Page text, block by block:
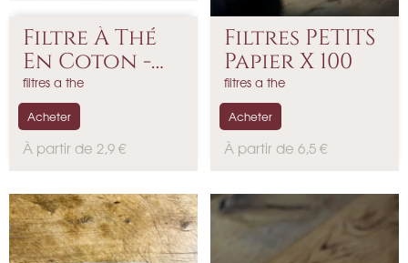
Filtre À Thé
En Coton -
Moyen
filtres a the
P
x
À partir de 2,9 €
Acheter
Filtres PETITS
Papier X 100
filtres a the
P
x
À partir de 6,5 €
Acheter